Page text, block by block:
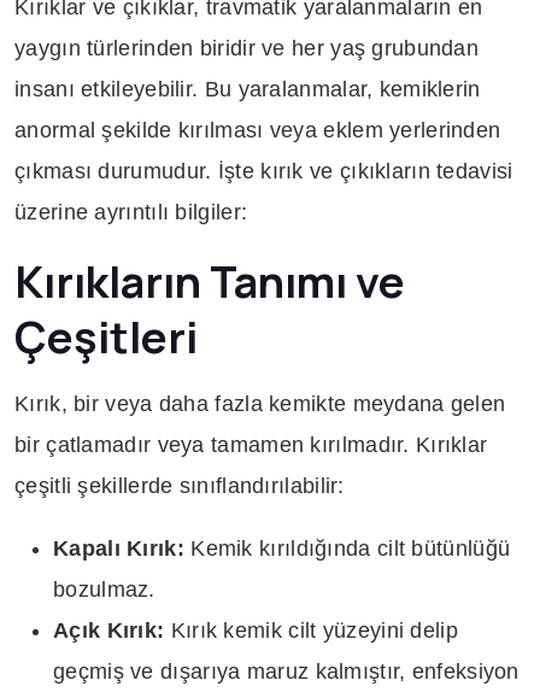
Kırıklar ve çıkıklar, travmatik yaralanmaların en
yaygın türlerinden biridir ve her yaş grubundan
insanı etkileyebilir. Bu yaralanmalar, kemiklerin
anormal şekilde kırılması veya eklem yerlerinden
çıkması durumudur. İşte kırık ve çıkıkların tedavisi
üzerine ayrıntılı bilgiler:
Kırıkların Tanımı ve
Çeşitleri
Kırık, bir veya daha fazla kemikte meydana gelen
bir çatlamadır veya tamamen kırılmadır. Kırıklar
çeşitli şekillerde sınıflandırılabilir:
Kapalı Kırık: Kemik kırıldığında cilt bütünlüğü
bozulmaz.
Açık Kırık: Kırık kemik cilt yüzeyini delip
geçmiş ve dışarıya maruz kalmıştır, enfeksiyon